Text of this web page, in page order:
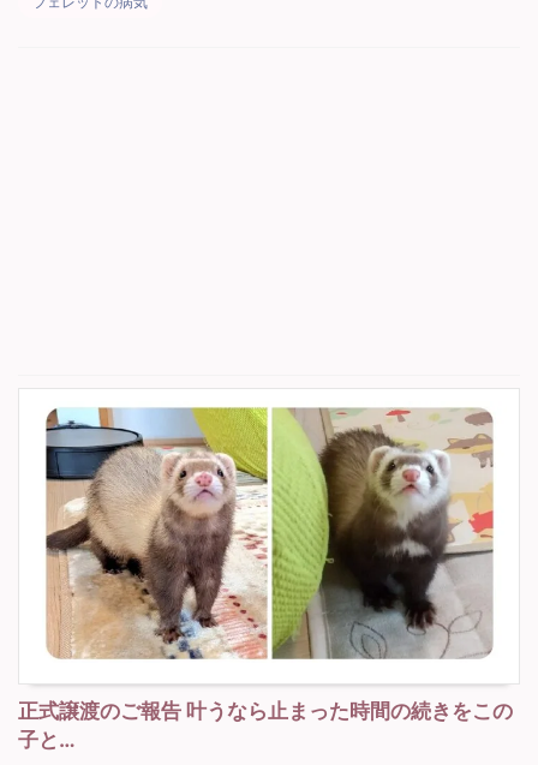
正式譲渡のご報告 叶うなら止まった時間の続きをこの
子と…